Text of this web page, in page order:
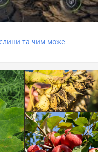
та чим може